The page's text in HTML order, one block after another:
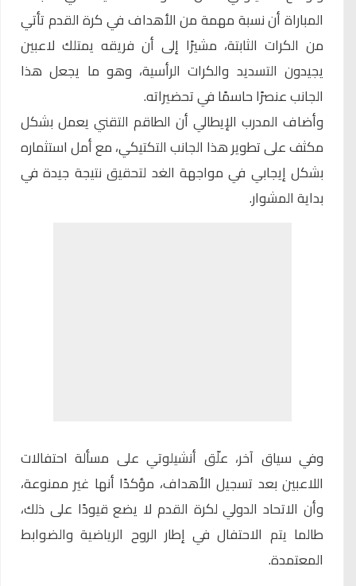
المباراة أن نسبة مهمة من الأهداف في كرة القدم تأتي
من الكرات الثابتة، مشيرًا إلى أن فريقه يمتلك لاعبين
يجيدون التسديد والكرات الرأسية، وهو ما يجعل هذا
الجانب عنصرًا حاسمًا في تحضيراته.
وأضاف المدرب الإيطالي أن الطاقم التقني يعمل بشكل
مكثف على تطوير هذا الجانب التكتيكي، مع أمل استثماره
بشكل إيجابي في مواجهة الغد لتحقيق نتيجة جيدة في
بداية المشوار.
وفي سياق آخر، علّق أنشيلوتي على مسألة احتفالات
اللاعبين بعد تسجيل الأهداف، مؤكدًا أنها غير ممنوعة،
وأن الاتحاد الدولي لكرة القدم لا يضع قيودًا على ذلك،
طالما يتم الاحتفال في إطار الروح الرياضية والضوابط
المعتمدة.